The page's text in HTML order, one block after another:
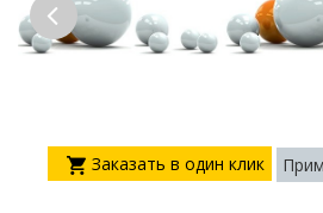
Заказать в один клик